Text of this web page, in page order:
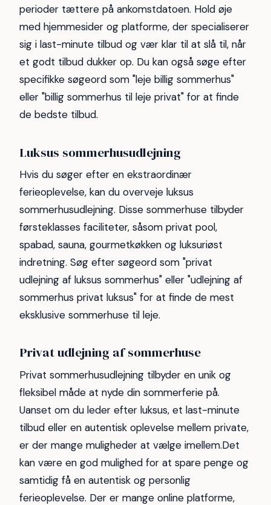
perioder tættere på ankomstdatoen. Hold øje
med hjemmesider og platforme, der specialiserer
sig i last-minute tilbud og vær klar til at slå til, når
et godt tilbud dukker op. Du kan også søge efter
specifikke søgeord som "leje billig sommerhus"
eller "billig sommerhus til leje privat" for at finde
de bedste tilbud.
Luksus sommerhusudlejning
Hvis du søger efter en ekstraordinær
ferieoplevelse, kan du overveje luksus
sommerhusudlejning. Disse sommerhuse tilbyder
førsteklasses faciliteter, såsom privat pool,
spabad, sauna, gourmetkøkken og luksuriøst
indretning. Søg efter søgeord som "privat
udlejning af luksus sommerhus" eller "udlejning af
sommerhus privat luksus" for at finde de mest
eksklusive sommerhuse til leje.
Privat udlejning af sommerhuse
Privat sommerhusudlejning tilbyder en unik og
fleksibel måde at nyde din sommerferie på.
Uanset om du leder efter luksus, et last-minute
tilbud eller en autentisk oplevelse mellem private,
er der mange muligheder at vælge imellem.Det
kan være en god mulighed for at spare penge og
samtidig få en autentisk og personlig
ferieoplevelse. Der er mange online platforme,